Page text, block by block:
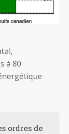
à 80
ordres de